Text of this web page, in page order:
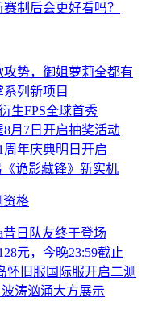
制后会更好看吗？
势，御姐萝莉全都有
系列新项目
生FPS全球首秀
月7日开启抽奖活动
周年庆典明日开启
诡影藏锋》新实机
资格
昔日队友终于登场
元，今晚23:59截止
怀旧服国际服开启二测
涛汹涌大方展示